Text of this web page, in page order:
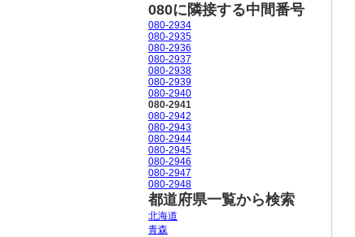
080に隣接する中間番号
080-2934
080-2935
080-2936
080-2937
080-2938
080-2939
080-2940
080-2941
080-2942
080-2943
080-2944
080-2945
080-2946
080-2947
080-2948
都道府県一覧から検索
北海道
青森